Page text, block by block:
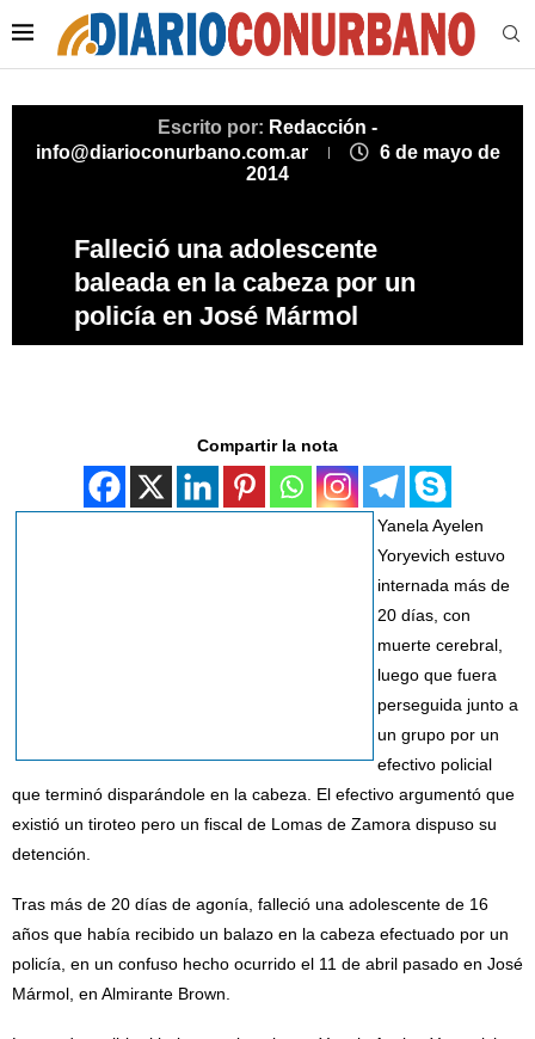
Escrito por: Redacción -
info@diarioconurbano.com.ar
6 de mayo de
2014
Falleció una adolescente
baleada en la cabeza por un
policía en José Mármol
Compartir la nota
Yanela Ayelen
Yoryevich estuvo
internada más de
20 días, con
muerte cerebral,
luego que fuera
perseguida junto a
un grupo por un
efectivo policial
que terminó disparándole en la cabeza. El efectivo argumentó que
existió un tiroteo pero un fiscal de Lomas de Zamora dispuso su
detención.
Tras más de 20 días de agonía, falleció una adolescente de 16
años que había recibido un balazo en la cabeza efectuado por un
policía, en un confuso hecho ocurrido el 11 de abril pasado en José
Mármol, en Almirante Brown.